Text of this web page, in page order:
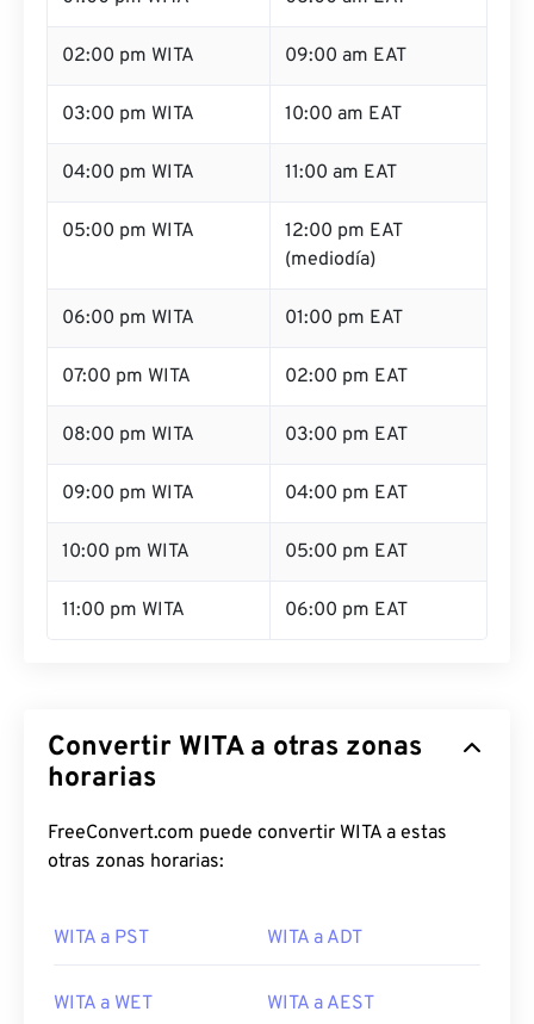
02:00 pm WITA 09:00 am EAT
03:00 pm WITA 10:00 am EAT
04:00 pm WITA 11:00 am EAT
05:00 pm WITA
12:00 pm EAT
(mediodía)
06:00 pm WITA 01:00 pm EAT
07:00 pm WITA 02:00 pm EAT
08:00 pm WITA 03:00 pm EAT
09:00 pm WITA 04:00 pm EAT
10:00 pm WITA 05:00 pm EAT
11:00 pm WITA 06:00 pm EAT
Convertir WITA a otras zonas
horarias
FreeConvert.com puede convertir WITA a estas
otras zonas horarias:
WITA a PST WITA a ADT
WITA a WET WITA a AEST